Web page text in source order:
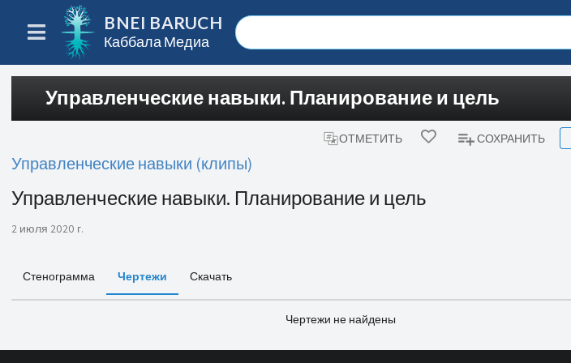
BNEI BARUCH
Каббала Медиа
Управленческие навыки. Планирование и цель
ОТМЕТИТЬ СОХРАНИТЬ
Управленческие навыки (клипы)
Управленческие навыки. Планирование и цель
2 июля 2020 г.
Стенограмма Чертежи Скачать
Чертежи не найдены